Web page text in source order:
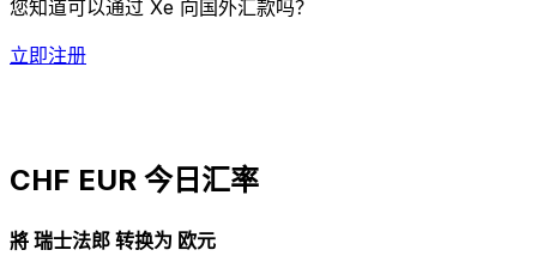
您知道可以通过 Xe 向国外汇款吗？
立即注册
CHF EUR 今日汇率
將 瑞士法郎 转换为 欧元